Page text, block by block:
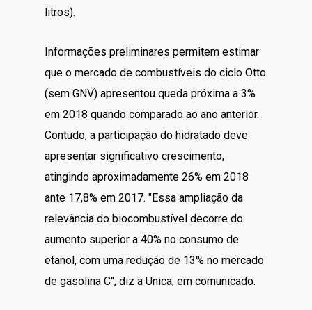
litros).
Informações preliminares permitem estimar
que o mercado de combustíveis do ciclo Otto
(sem GNV) apresentou queda próxima a 3%
em 2018 quando comparado ao ano anterior.
Contudo, a participação do hidratado deve
apresentar significativo crescimento,
atingindo aproximadamente 26% em 2018
ante 17,8% em 2017. "Essa ampliação da
relevância do biocombustível decorre do
aumento superior a 40% no consumo de
etanol, com uma redução de 13% no mercado
de gasolina C", diz a Unica, em comunicado.